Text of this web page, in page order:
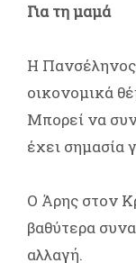
Για τη μαμά
Η Πανσέληνος
οικονομικά
Μπορεί να
έχει σημασία
Ο Άρης στον
βαθύτερα
αλλαγή.